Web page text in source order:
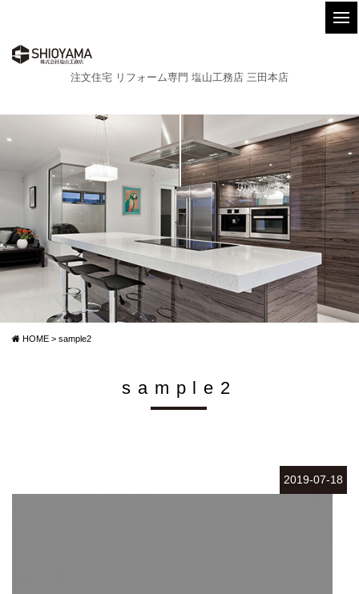
注文住宅 リフォーム専門 塩山工務店 三田本店
HOME > sample2
sample2
2019-07-18